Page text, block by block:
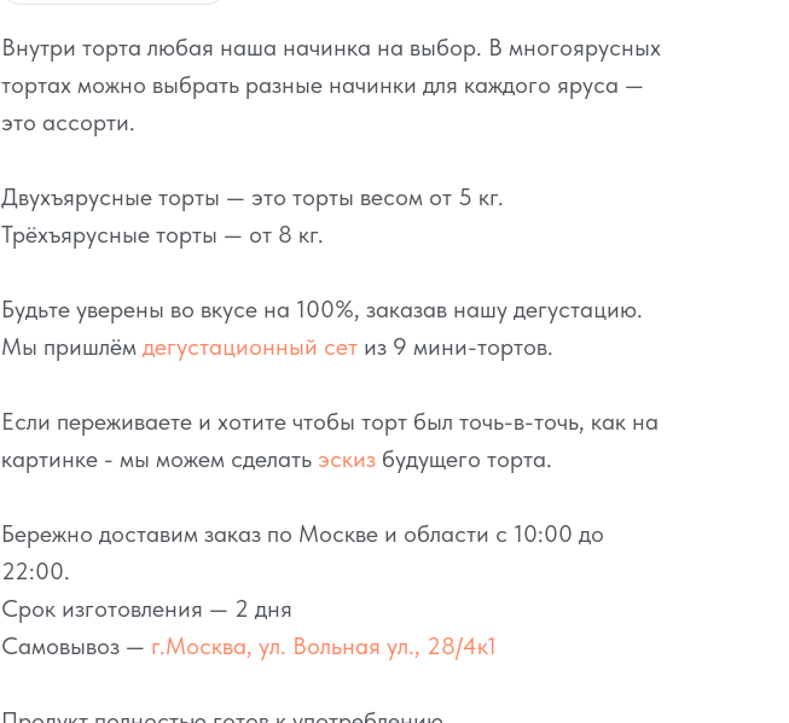
Внутри торта любая наша начинка на выбор. В многоярусных
тортах можно выбрать разные начинки для каждого яруса —
это ассорти.
Двухъярусные торты — это торты весом от 5 кг.
Трёхъярусные торты — от 8 кг.
Будьте уверены во вкусе на 100%, заказав нашу дегустацию.
Мы пришлём дегустационный сет из 9 мини-тортов.
Если переживаете и хотите чтобы торт был точь-в-точь, как на
картинке - мы можем сделать эскиз будущего торта.
Бережно доставим заказ по Москве и области с 10:00 до
22:00.
Срок изготовления — 2 дня
Самовывоз — г.Москва, ул. Вольная ул., 28/4к1